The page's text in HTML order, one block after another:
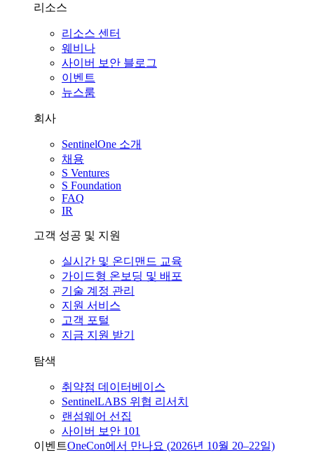
리소스
리소스 센터
웨비나
사이버 보안 블로그
이벤트
뉴스룸
회사
SentinelOne 소개
채용
S Ventures
S Foundation
FAQ
IR
고객 성공 및 지원
실시간 및 온디맨드 교육
가이드형 온보딩 및 배포
기술 계정 관리
지원 서비스
고객 포털
지금 지원 받기
탐색
취약점 데이터베이스
SentinelLABS 위협 리서치
랜섬웨어 선집
사이버 보안 101
이벤트OneCon에서 만나요 (2026년 10월 20–22일)